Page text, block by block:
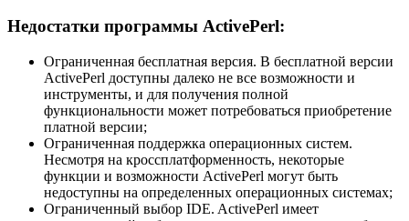
Недостатки программы ActivePerl:
Ограниченная бесплатная версия. В бесплатной версии
ActivePerl доступны далеко не все возможности и
инструменты, и для получения полной
функциональности может потребоваться приобретение
платной версии;
Ограниченная поддержка операционных систем.
Несмотря на кроссплатформенность, некоторые
функции и возможности ActivePerl могут быть
недоступны на определенных операционных системах;
Ограниченный выбор IDE. ActivePerl имеет